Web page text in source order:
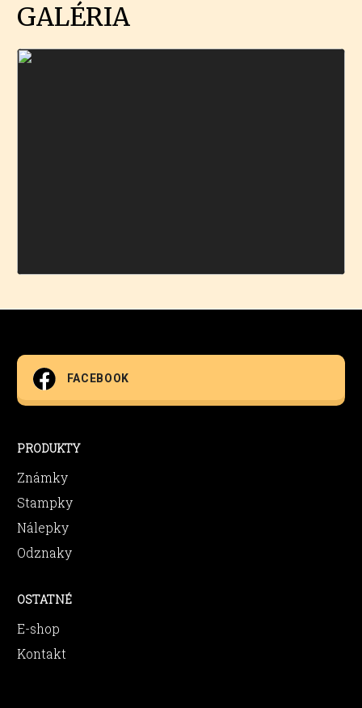
GALÉRIA
FACEBOOK
PRODUKTY
Známky
Stampky
Nálepky
Odznaky
OSTATNÉ
E-shop
Kontakt